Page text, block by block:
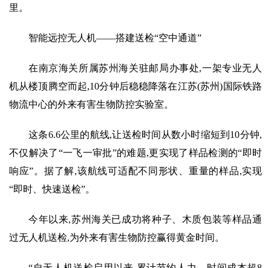
里。
智能远控无人机——搭建送检“空中通道”
在南京海关所属苏州海关驻邮局办事处,一架专业无人
机从楼顶腾空而起,10分钟后稳稳降落在江苏(苏州)国际铁路
物流中心的外来有害生物防控实验室。
这条6.6公里的航线,让送检时间从数小时缩短到10分钟,
不仅解决了“一飞一审批”的难题,更实现了样品检测的“即时
响应”。据了解,该航线可适配不同形状、重量的样品,实现
“即时、快速送检”。
今年以来,苏州海关已成功将种子、木质包装等样品通
过无人机送检,为外来有害生物防控赢得黄金时间。